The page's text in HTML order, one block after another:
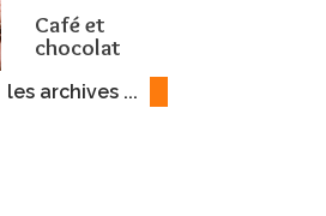
Café et
chocolat
les archives ...